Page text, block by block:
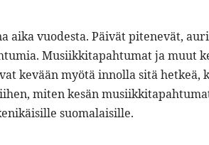
aika vuodesta. Päivät pitenevät,
Musiikkitapahtumat ja muut
kevään myötä innolla sitä hetkeä,
miten kesän
suomalaisille.